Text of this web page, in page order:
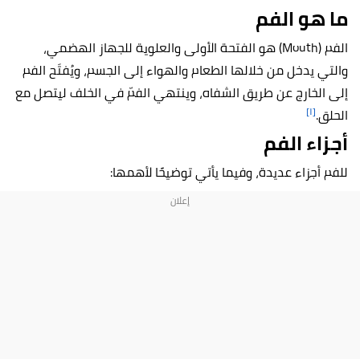
ما هو الفم
الفم (Mouth) هو الفتحة الأولى والعلوية للجهاز الهضمي،
والتي يدخل من خلالها الطعام والهواء إلى الجسم، ويُفتَح الفم
إلى الخارج عن طريق الشفاه، وينتهي الفمّ في الخلف ليتصل مع
الحلق.[١]
أجزاء الفم
للفم أجزاء عديدة، وفيما يأتي توضيحًا لأهمها: